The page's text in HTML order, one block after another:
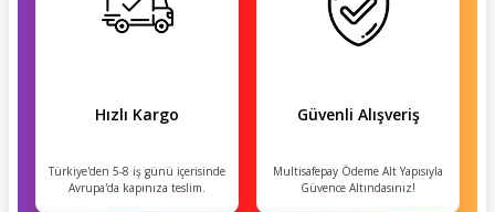
Hızlı Kargo
Türkiye'den 5-8 iş günü içerisinde
Avrupa'da kapınıza teslim.
Güvenli Alışveriş
Multisafepay Ödeme Alt Yapısıyla
Güvence Altındasınız!